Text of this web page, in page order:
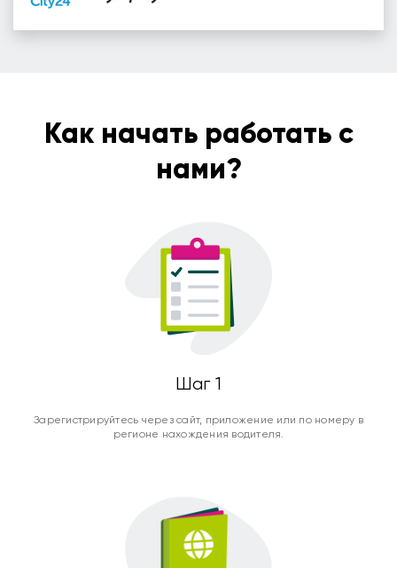
Как начать работать с
нами?
Шаг 1
Зарегистрируйтесь через сайт, приложение или по номеру в
регионе нахождения водителя.